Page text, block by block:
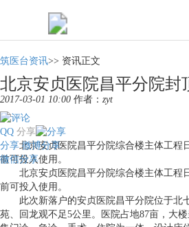
筑医台资讯>> 资讯正文
北京安贞医院昌平分院封
2017-03-01 10:00 作者： zyt
分享
QQ
分享 微博分享
微信分享
北京安贞医院昌平分院综合楼主体工程
前可投入使用。
北京安贞医院昌平分院综合楼主体工程
前可投入使用。
此次新落户的安贞医院昌平分院位于北
苑、回龙观不足5公里。医院占地87亩，大楼